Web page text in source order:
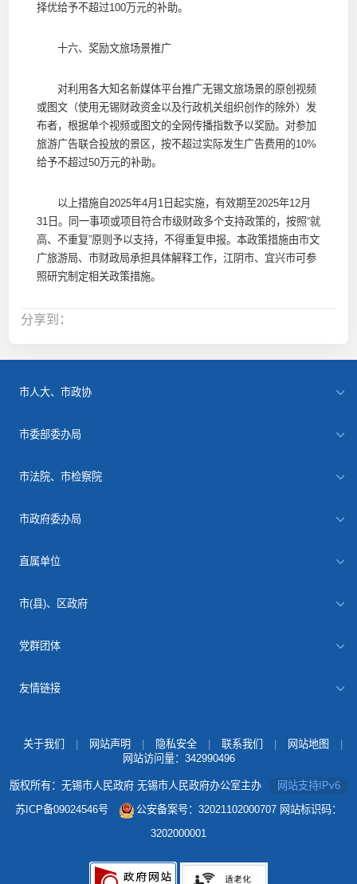
择优给予不超过100万元的补助。
十六、奖励文旅场景推广
对利用各大知名新媒体平台推广无锡文旅场景的原创视频
或图文（使用无锡财政资金以及行政机关组织创作的除外）发
布者，根据单个视频或图文的全网传播指数予以奖励。对参加
旅游广告联合投放的景区，按不超过实际发生广告费用的10%
给予不超过50万元的补助。
以上措施自2025年4月1日起实施，有效期至2025年12月
31日。同一事项或项目符合市级财政多个支持政策的，按照“就
高、不重复”原则予以支持，不得重复申报。本政策措施由市文
广旅游局、市财政局承担具体解释工作，江阴市、宜兴市可参
照研究制定相关政策措施。
分享到：
市人大、市政协
市委部委办局
市法院、市检察院
市政府委办局
直属单位
市(县)、区政府
党群团体
友情链接
关于我们 网站声明 隐私安全 联系我们 网站地图
网站访问量： 342990496
版权所有：无锡市人民政府 无锡市人民政府办公室主办
网站支持IPv6
苏ICP备09024546号
公安备案号：32021102000707 网站标识码：
3202000001